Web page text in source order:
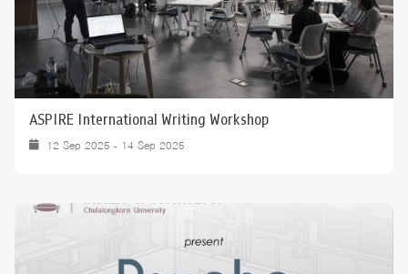
ASPIRE International Writing Workshop
12 Sep 2025 - 14 Sep 2025